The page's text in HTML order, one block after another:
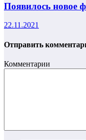
Появилось новое
22.11.2021
Отправить
Комментарии